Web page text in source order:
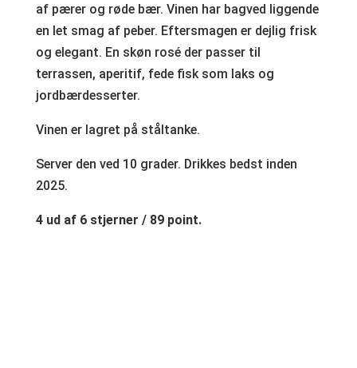
af pærer og røde bær. Vinen har bagved liggende
en let smag af peber. Eftersmagen er dejlig frisk
og elegant. En skøn rosé der passer til
terrassen, aperitif, fede fisk som laks og
jordbærdesserter.
Vinen er lagret på ståltanke.
Server den ved 10 grader. Drikkes bedst inden
2025.
4 ud af 6 stjerner / 89 point.